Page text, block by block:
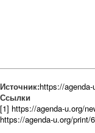
Источник:https://
Ссылки
[1] https://agenda-u.org/
https://agenda-u.org/print/